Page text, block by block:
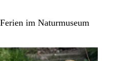
im Naturmuseum